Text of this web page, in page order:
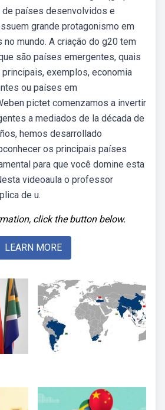
de países desenvolvidos e
grande protagonismo em
mundo. A criação do g20 tem
são países emergentes, quais
exemplos, economia
ou países em
pictet comenzamos a invertir
a mediados de la década de
hemos desarrollado
os principais países
para que você domine esta
videoaula o professor
de u.
click the button below.
LEARN MORE